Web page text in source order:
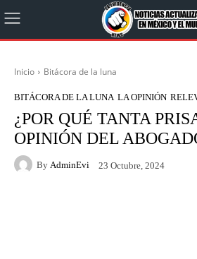
Inicio Bitácora de la luna
BITÁCORA DE LA LUNA LA OPINIÓN
¿POR QUÉ TANTA
OPINIÓN DEL
By AdminEvi 23 Octubre, 2024